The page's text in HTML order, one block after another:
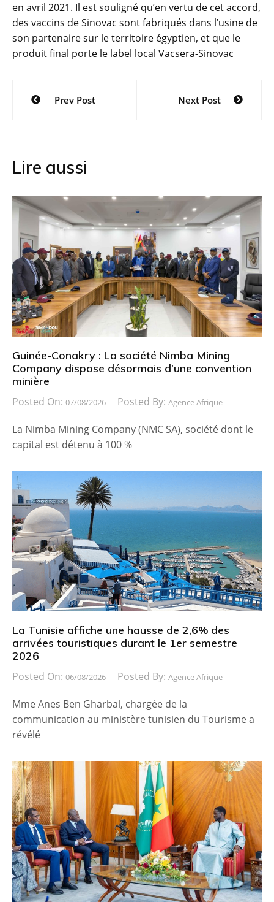
en avril 2021. Il est souligné qu’en vertu de cet accord,
des vaccins de Sinovac sont fabriqués dans l’usine de
son partenaire sur le territoire égyptien, et que le
produit final porte le label local Vacsera-Sinovac
Navigation
Prev Post Next Post
Lire aussi
Guinée-Conakry : La société Nimba Mining
Company dispose désormais d’une convention
minière
Posted On: 07/08/2026 Posted By: Agence Afrique
La Nimba Mining Company (NMC SA), société dont le
capital est détenu à 100 %
La Tunisie affiche une hausse de 2,6% des
arrivées touristiques durant le 1er semestre
2026
Posted On: 06/08/2026 Posted By: Agence Afrique
Mme Anes Ben Gharbal, chargée de la
communication au ministère tunisien du Tourisme a
révélé